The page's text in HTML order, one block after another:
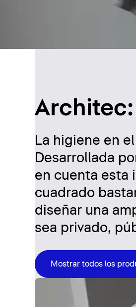
La higiene en
Desarrollada
en cuenta esta
cuadrado
diseñar una
sea privado,
Mostrar todos los